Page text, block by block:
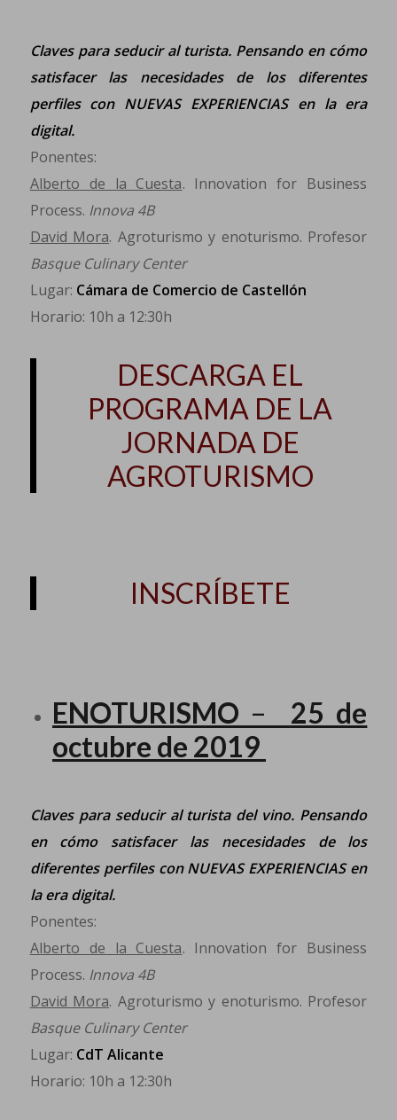
Claves para seducir al turista. Pensando en cómo
satisfacer las necesidades de los diferentes
perfiles con NUEVAS EXPERIENCIAS en la era
digital.
Ponentes:
Alberto de la Cuesta. Innovation for Business
Process. Innova 4B
David Mora. Agroturismo y enoturismo. Profesor
Basque Culinary Center
Lugar: Cámara de Comercio de Castellón
Horario: 10h a 12:30h
DESCARGA EL
PROGRAMA DE LA
JORNADA DE
AGROTURISMO
INSCRÍBETE
ENOTURISMO – 25 de
octubre de 2019
Claves para seducir al turista del vino. Pensando
en cómo satisfacer las necesidades de los
diferentes perfiles con NUEVAS EXPERIENCIAS en
la era digital.
Ponentes:
Alberto de la Cuesta. Innovation for Business
Process. Innova 4B
David Mora. Agroturismo y enoturismo. Profesor
Basque Culinary Center
Lugar: CdT Alicante
Horario: 10h a 12:30h